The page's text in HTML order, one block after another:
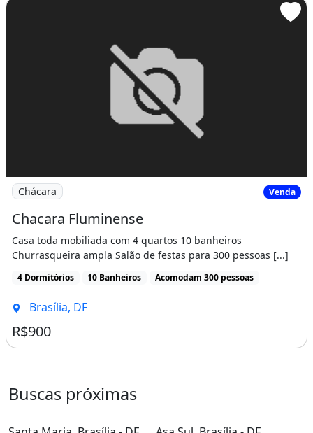
Imagem: Chacara Fluminense
Chácara Venda
Chacara Fluminense
Casa toda mobiliada com 4 quartos 10 banheiros
Churrasqueira ampla Salão de festas para 300 pessoas [...]
4 Dormitórios 10 Banheiros Acomodam 300 pessoas
Brasília, DF
R$900
Buscas próximas